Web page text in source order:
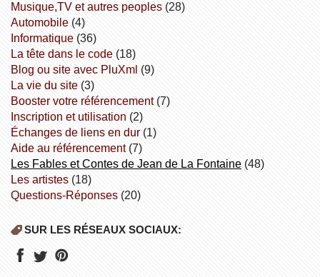
Musique,TV et autres peoples(28)
Automobile(4)
informatique(36)
la tête dans le code(18)
Blog ou site avec PluXml (9)
la vie du site(3)
booster votre référencement(7)
inscription et utilisation (2)
échanges de liens en dur(1)
aide au référencement(7)
Les Fables et Contes de Jean de La Fontaine(48)
Les artistes(18)
Questions-Réponses(20)
SUR LES RÉSEAUX SOCIAUX: